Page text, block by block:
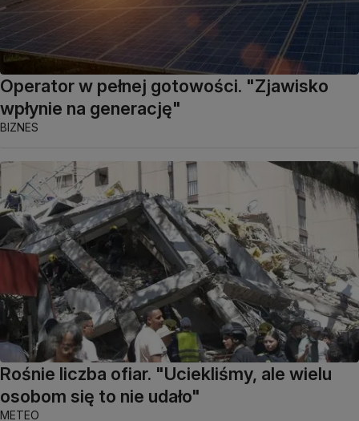
Operator w pełnej gotowości. "Zjawisko
wpłynie na generację"
BIZNES
Rośnie liczba ofiar. "Uciekliśmy, ale wielu
osobom się to nie udało"
METEO